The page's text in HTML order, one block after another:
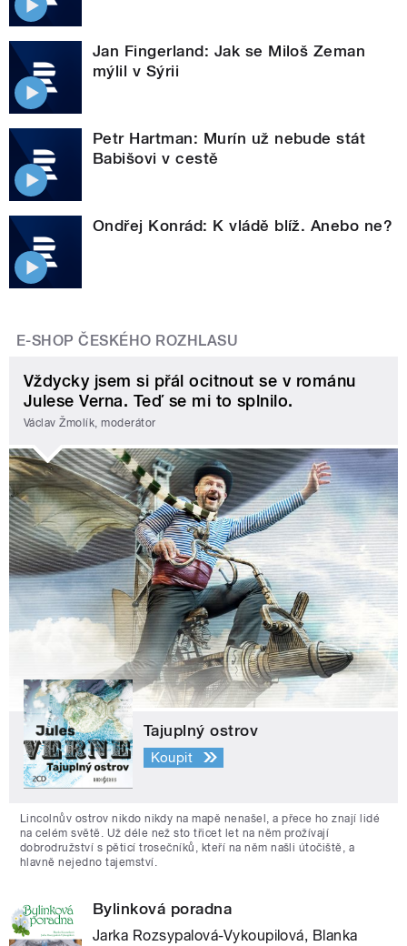
Jan Fingerland: Jak se Miloš Zeman
mýlil v Sýrii
Petr Hartman: Murín už nebude stát
Babišovi v cestě
Ondřej Konrád: K vládě blíž. Anebo ne?
E-SHOP ČESKÉHO ROZHLASU
Vždycky jsem si přál ocitnout se v románu
Julese Verna. Teď se mi to splnilo.
Václav Žmolík, moderátor
Tajuplný ostrov
Koupit
Lincolnův ostrov nikdo nikdy na mapě nenašel, a přece ho znají lidé
na celém světě. Už déle než sto třicet let na něm prožívají
dobrodružství s pěticí trosečníků, kteří na něm našli útočiště, a
hlavně nejedno tajemství.
Bylinková poradna
Jarka Rozsypalová-Vykoupilová, Blanka